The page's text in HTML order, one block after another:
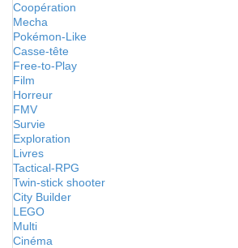
Coopération
Mecha
Pokémon-Like
Casse-tête
Free-to-Play
Film
Horreur
FMV
Survie
Exploration
Livres
Tactical-RPG
Twin-stick shooter
City Builder
LEGO
Multi
Cinéma